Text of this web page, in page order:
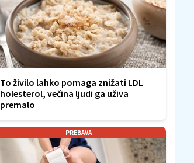
To živilo lahko pomaga znižati LDL
holesterol, večina ljudi ga uživa
premalo
PREBAVA